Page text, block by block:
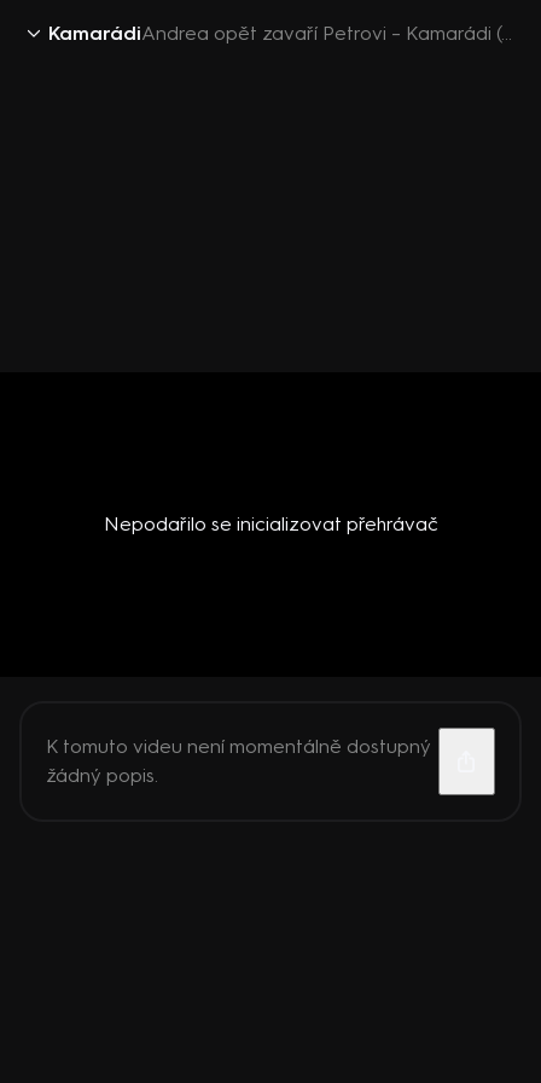
Kamarádi Andrea opět zavaří Petrovi – Kamarádi (41)
Nepodařilo se inicializovat přehrávač
K tomuto videu není momentálně dostupný
žádný popis.